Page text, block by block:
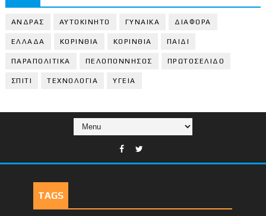
ΑΝΔΡΑΣ ΑΥΤΟΚΙΝΗΤΟ ΓΥΝΑΙΚΑ ΔΙΑΦΟΡΑ
ΕΛΛΑΔΑ ΚΟΡΙΝΘΙΑ ΚΟΡΙΝΘΙA ΠΑΙΔΙ
ΠΑΡΑΠΟΛΙΤΙΚΑ ΠΕΛΟΠΟΝΝΗΣΟΣ ΠΡΩΤΟΣΕΛΙΔΟ
ΣΠΙΤΙ ΤΕΧΝΟΛΟΓΙΑ ΥΓΕΙΑ
TAGS